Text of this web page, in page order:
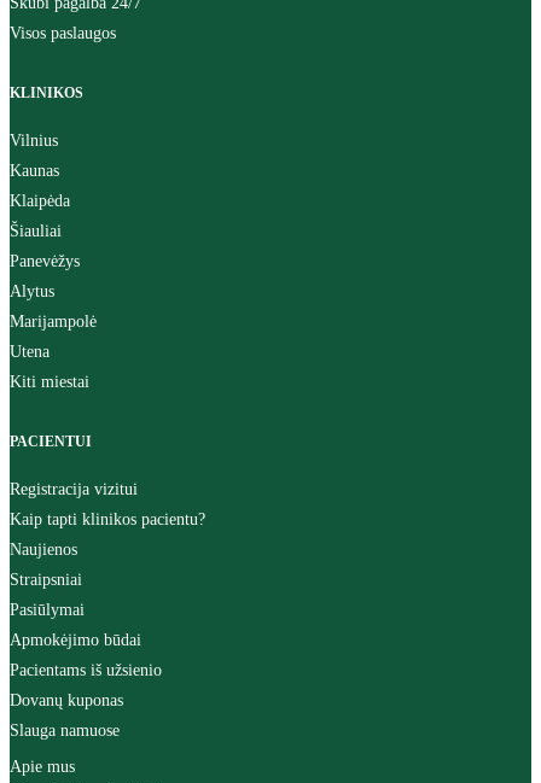
Visos paslaugos
KLINIKOS
Vilnius
Kaunas
Klaipėda
Šiauliai
Panevėžys
Alytus
Marijampolė
Utena
Kiti miestai
PACIENTUI
Registracija vizitui
Kaip tapti klinikos pacientu?
Naujienos
Straipsniai
Pasiūlymai
Apmokėjimo būdai
Pacientams iš užsienio
Dovanų kuponas
Slauga namuose
Apie mus